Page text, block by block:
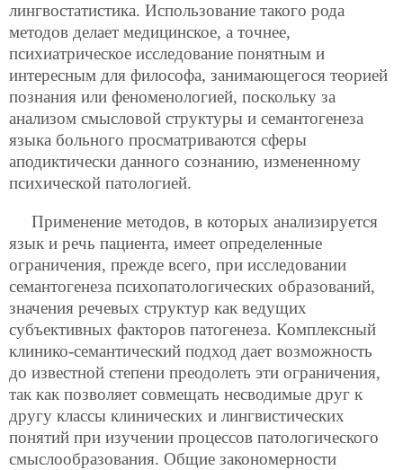
лингвостатистика. Использование такого рода
методов делает медицинское, а точнее,
психиатрическое исследование понятным и
интересным для философа, занимающегося теорией
познания или феноменологией, поскольку за
анализом смысловой структуры и семантогенеза
языка больного просматриваются сферы
аподиктически данного сознанию, измененному
психической патологией.
Применение методов, в которых анализируется
язык и речь пациента, имеет определенные
ограничения, прежде всего, при исследовании
семантогенеза психопатологических образований,
значения речевых структур как ведущих
субъективных факторов патогенеза. Комплексный
клинико-семантический подход дает возможность
до известной степени преодолеть эти ограничения,
так как позволяет совмещать несводимые друг к
другу классы клинических и лингвистических
понятий при изучении процессов патологического
смыслообразования. Общие закономерности